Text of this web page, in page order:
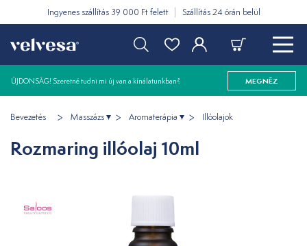
Ingyenes szállítás 39 000 Ft felett Szállítás 24 órán belül
ÚJDONSÁG! Szeretné tudni mi új van a kínálatunkban? MEGNÉZ
Bevezetés Masszázs Aromaterápia Illóolajok
Rozmaring illóolaj 10ml